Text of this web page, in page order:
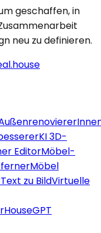
geschaffen, in
neu zu definieren.
KI 3D-
EditorMöbel-
Möbel
Text zu BildVirtuelle
HouseGPT